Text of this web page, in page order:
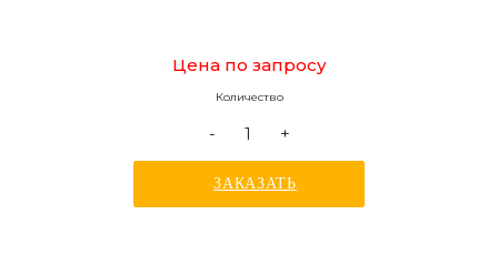
Цена по запросу
Количество
- +
ЗАКАЗАТЬ